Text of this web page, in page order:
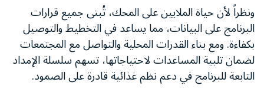
ونظراً لأن حياة الملايين على المحك، تُبنى جميع قرارات
البرنامج على البيانات، مما يساعد في التخطيط والتوصيل
بكفاءة. ومع بناء القدرات المحلية والتواصل مع المجتمعات
لضمان تلبية المساعدات لاحتياجاتها، تسهم سلسلة الإمداد
التابعة للبرنامج في دعم نظم غذائية قادرة على الصمود.